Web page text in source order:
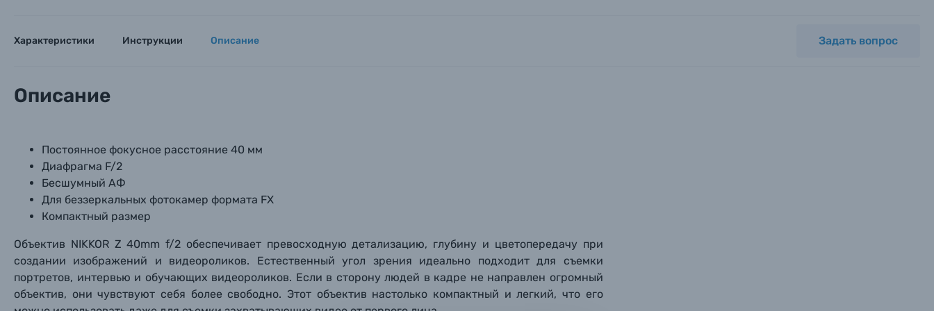
Мы постараемся ответить как можно скорее.
Мы постараемся ответить как можно скорее.
Каталог товаров
Пленочные фотоаппараты
Фотокамеры моментальной печати
Видеокамеры
Объективы для фотоаппаратов
Характеристики Инструкции Описание Задать вопрос
Описание
Постоянное фокусное расстояние 40 мм
Диафрагма F/2
Бесшумный АФ
Для беззеркальных фотокамер формата FX
Компактный размер
Объектив NIKKOR Z 40mm f/2 обеспечивает превосходную детализацию, глубину и цветопередачу при
создании изображений и видеороликов. Естественный угол зрения идеально подходит для съемки
портретов, интервью и обучающих видеороликов. Если в сторону людей в кадре не направлен огромный
объектив, они чувствуют себя более свободно. Этот объектив настолько компактный и легкий, что его
Мы постараемся ответить как можно скорее.